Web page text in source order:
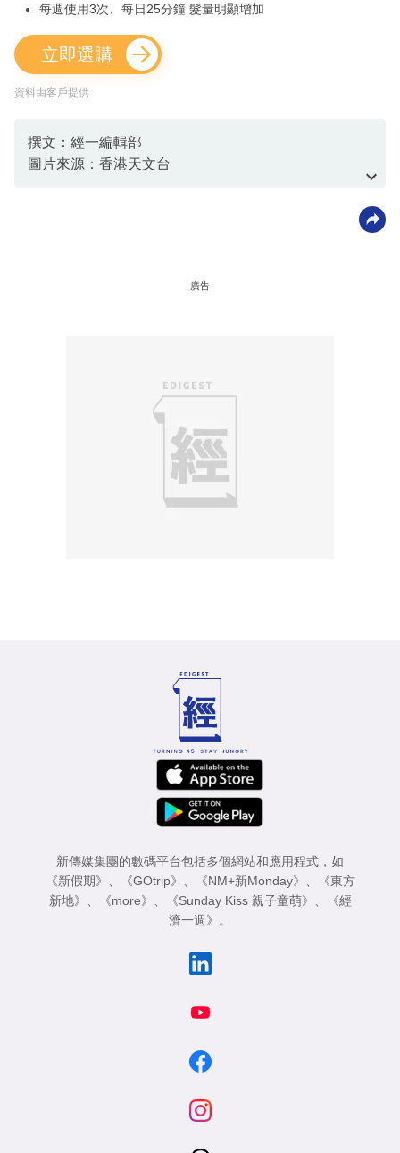
每週使用3次、每日25分鐘 髮量明顯增加
立即選購
資料由客戶提供
撰文：經一編輯部
圖片來源：香港天文台
廣告
新傳媒集團的數碼平台包括多個網站和應用程式，如
《新假期》
《GOtrip》 《NM+新Monday》
《東方
新地》
《more》 《Sunday Kiss 親子童萌》
《經
濟一週》
。